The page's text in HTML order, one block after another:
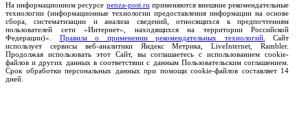
На информационном ресурсе penza-post.ru применяются внешние рекомендательные
технологии (информационные технологии предоставления информации на основе
сбора, систематизации и анализа сведений, относящихся к предпочтениям
пользователей сети «Интернет», находящихся на территории Российской
Федерации)». Правила о применении рекомендательных технологий.
Сайт
использует сервисы веб-аналитики Яндекс Метрика, LiveInternet, Rambler.
Продолжая использовать этот Сайт, вы соглашаетесь с использованием cookie-
файлов и других данных в соответствии с данным Пользовательским соглашением.
Срок обработки персональных данных при помощи cookie-файлов составляет 14
дней.